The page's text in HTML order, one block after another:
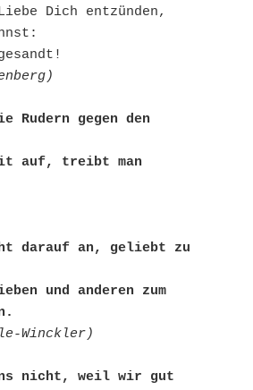
Dich entzünden,
Rudern gegen den
auf, treibt man
darauf an, geliebt zu
und anderen zum
Winckler)
nicht, weil wir gut